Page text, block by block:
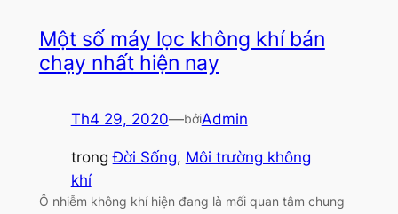
Một số máy lọc không khí bán
chạy nhất hiện nay
Th4 29, 2020—bởiAdmin
trongĐời Sống, Môi trường không
khí
Ô nhiễm không khí hiện đang là mối quan tâm chung